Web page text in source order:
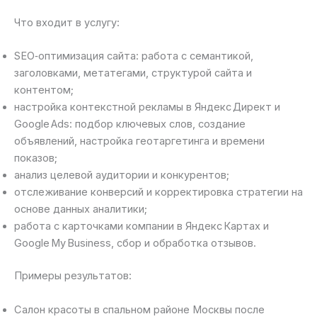
Что входит в услугу:
SEO‑оптимизация сайта: работа с семантикой,
заголовками, метатегами, структурой сайта и
контентом;
настройка контекстной рекламы в Яндекс Директ и
Google Ads: подбор ключевых слов, создание
объявлений, настройка геотаргетинга и времени
показов;
анализ целевой аудитории и конкурентов;
отслеживание конверсий и корректировка стратегии на
основе данных аналитики;
работа с карточками компании в Яндекс Картах и
Google My Business, сбор и обработка отзывов.
Примеры результатов:
Салон красоты в спальном районе Москвы после